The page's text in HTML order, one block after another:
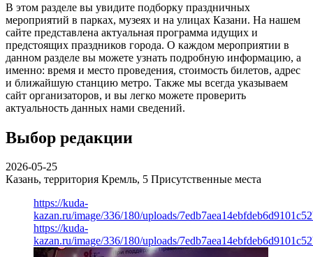
В этом разделе вы увидите подборку праздничных
мероприятий в парках, музеях и на улицах Казани. На нашем
сайте представлена актуальная программа идущих и
предстоящих праздников города. О каждом мероприятии в
данном разделе вы можете узнать подробную информацию, а
именно: время и место проведения, стоимость билетов, адрес
и ближайшую станцию метро. Также мы всегда указываем
сайт организаторов, и вы легко можете проверить
актуальность данных нами сведений.
Выбор редакции
2026-05-25
Казань, территория Кремль, 5 Присутственные места
https://kuda-
kazan.ru/image/336/180/uploads/
https://kuda-
kazan.ru/image/336/180/uploads/